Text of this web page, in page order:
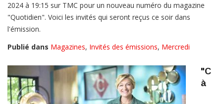
2024 à 19:15 sur TMC pour un nouveau numéro du magazine
"Quotidien". Voici les invités qui seront reçus ce soir dans
l'émission.
Publié dans Magazines, Invités des émissions, Mercredi
"C
à